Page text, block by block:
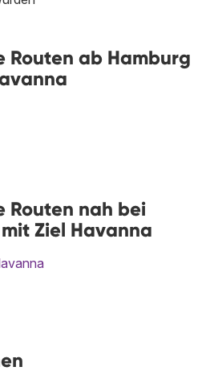
Routen ab Hamburg
Routen nah bei
Ziel Havanna